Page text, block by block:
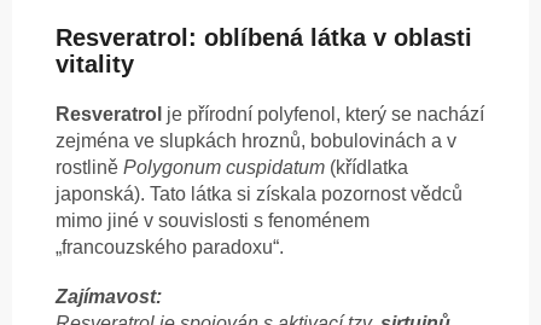
Resveratrol: oblíbená látka v oblasti
vitality
Resveratrol je přírodní polyfenol, který se nachází
zejména ve slupkách hroznů, bobulovinách a v
rostlině Polygonum cuspidatum (křídlatka
japonská). Tato látka si získala pozornost vědců
mimo jiné v souvislosti s fenoménem
„francouzského paradoxu“.
Zajímavost: